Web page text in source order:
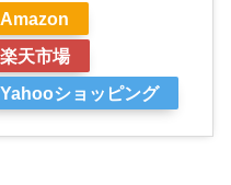
Amazon
楽天市場
Yahooショッピング